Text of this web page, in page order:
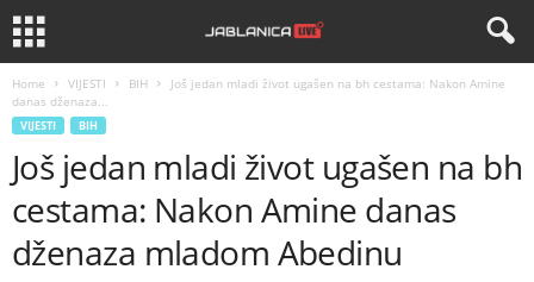
Home VIJESTI BIH
Još jedan mladi život ugašen na bh cestama: Nakon Amine
danas dženaza...
VIJESTI BIH
Još jedan mladi život ugašen na bh
cestama: Nakon Amine danas
dženaza mladom Abedinu